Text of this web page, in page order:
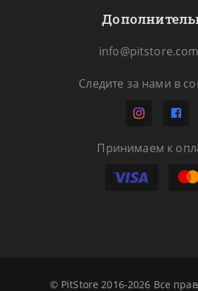
Следите за нами в
Принимаем к
© PitStore 2016-2026 Все